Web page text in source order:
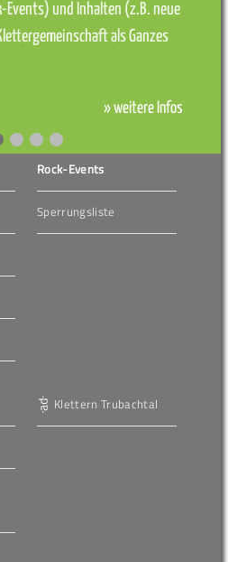
Events) und Inhalten (z.B. neue
als Ganzes
» weitere Infos
Rock-Events
Sperrungsliste
Klettern Trubachtal